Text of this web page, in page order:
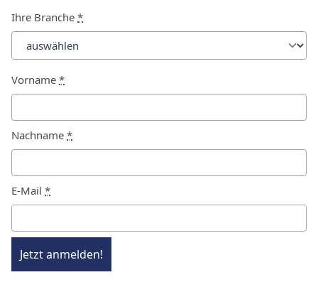
Ihre Branche *
Vorname *
Nachname *
E-Mail *
Jetzt anmelden!